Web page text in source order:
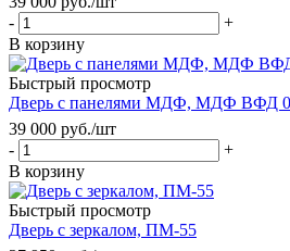
-
+
В корзину
Быстрый просмотр
Дверь с панелями МДФ, МДФ ВФД
39 000 руб./шт
-
+
В корзину
Быстрый просмотр
Дверь с зеркалом, ПМ-55